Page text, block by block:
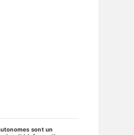
sont un